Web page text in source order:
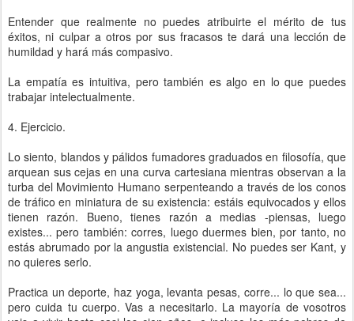
Entender que realmente no puedes atribuirte el mérito de tus
éxitos, ni culpar a otros por sus fracasos te dará una lección de
humildad y hará más compasivo.
La empatía es intuitiva, pero también es algo en lo que puedes
trabajar intelectualmente.
4. Ejercicio.
Lo siento, blandos y pálidos fumadores graduados en filosofía, que
arquean sus cejas en una curva cartesiana mientras observan a la
turba del Movimiento Humano serpenteando a través de los conos
de tráfico en miniatura de su existencia: estáis equivocados y ellos
tienen razón. Bueno, tienes razón a medias -piensas, luego
existes... pero también: corres, luego duermes bien, por tanto, no
estás abrumado por la angustia existencial. No puedes ser Kant, y
no quieres serlo.
Practica un deporte, haz yoga, levanta pesas, corre... lo que sea...
pero cuida tu cuerpo. Vas a necesitarlo. La mayoría de vosotros